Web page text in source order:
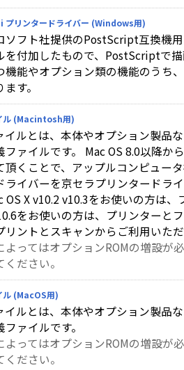
プリンタードライバー (Windows用)
ソフト社提供のPostScript互換機
を付加したもので、PostScriptで
機能やオプション類の機能のうち
す。
ル (Macintosh用)
イルとは、本体やオプション製品
ファイルです。 Mac OS 8.0以降か
頂くことで、アップルコンピュー
ライバーを京セラプリンタードラ
OS X v10.2 v10.3をお使いの方は
をお使いの方は、プリンターと
リントとスキャンからご利用いた
ってはオプションROMの増設が
ださい。
ル (MacOS用)
イルとは、本体やオプション製品
ァイルです。
ってはオプションROMの増設が
ださい。